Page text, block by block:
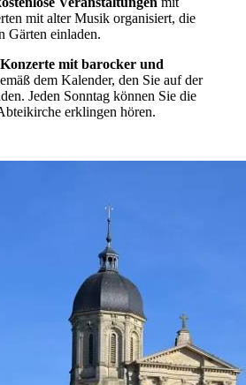
mit alter Musik organisiert, die
Gärten einladen.
Konzerte mit barocker und
dem Kalender, den Sie auf der
Jeden Sonntag können Sie die
erklingen hören.